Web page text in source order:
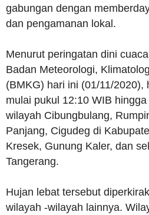
gabungan dengan
dan pengamanan lokal.
Menurut peringatan dini
Badan Meteorologi,
(BMKG) hari ini (01/11/2020),
mulai pukul 12:10 WIB
wilayah Cibungbulang,
Panjang, Cigudeg di
Kresek, Gunung Kaler, dan
Tangerang.
Hujan lebat tersebut
wilayah -wilayah lainnya.